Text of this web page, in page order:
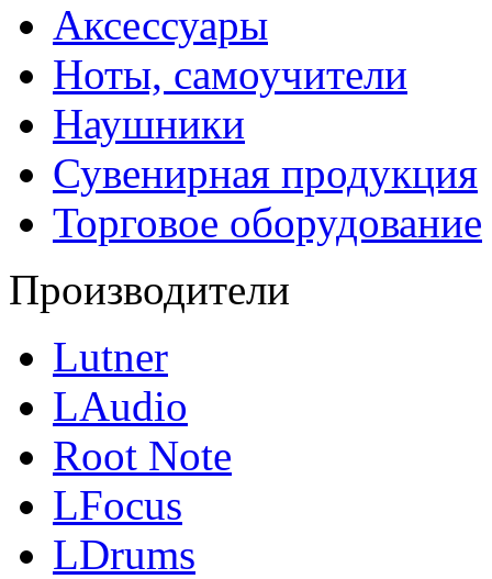
Аксессуары
Ноты, самоучители
Наушники
Сувенирная продукция
Торговое оборудование
Производители
Lutner
LAudio
Root Note
LFocus
LDrums